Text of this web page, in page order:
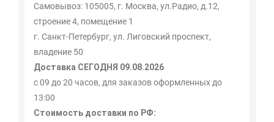
Самовывоз: 105005, г. Москва, ул.Радио, д.12,
строение 4, помещение 1
г. Санкт-Петербург, ул. Лиговский проспект,
владение 50
Доставка СЕГОДНЯ 09.08.2026
с 09 до 20 часов, для заказов оформленных до
13:00
Стоимость доставки по РФ: